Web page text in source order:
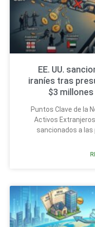
EE. UU.
iraníes tras
$3 millones
Puntos Clave de la
Activos
sancionados a